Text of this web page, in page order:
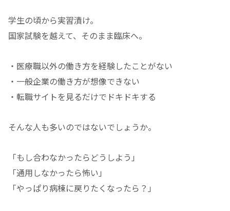
学生の頃から実習漬け。
国家試験を越えて、そのまま臨床へ。
・医療職以外の働き方を経験したことがない
・一般企業の働き方が想像できない
・転職サイトを見るだけでドキドキする
そんな人も多いのではないでしょうか。
「もし合わなかったらどうしよう」
「通用しなかったら怖い」
「やっぱり病棟に戻りたくなったら？」